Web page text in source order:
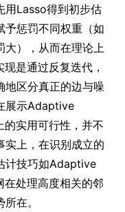
用Lasso得到初步估
予惩罚不同权重（如
大），从而在理论上
是通过反复迭代，
地区分真正的边与噪
展示Adaptive
实用可行性，并不
实上，在识别成立的
计技巧如Adaptive
处理高度相关的邻
在。